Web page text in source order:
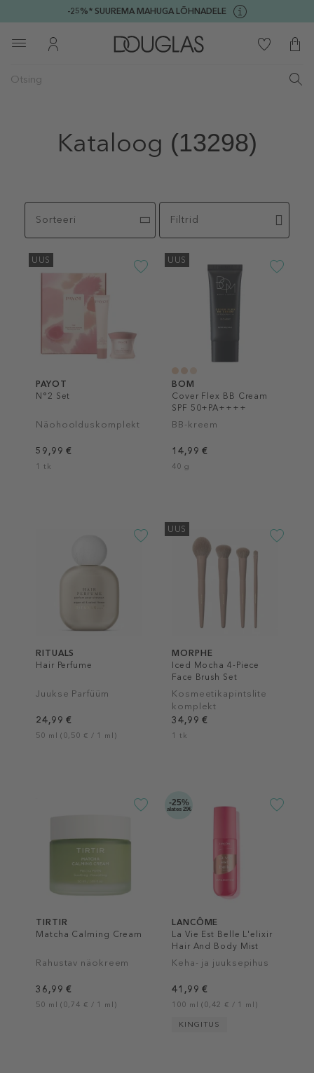
-25%* SUUREMA MAHUGA LÕHNADELE
Kataloog (13298)
Sorteeri Filtrid
UUS
PAYOT
N°2 Set
Näohoolduskomplekt
59,99 €
1 tk
UUS
BOM
Cover Flex BB Cream
SPF 50+PA++++
BB-kreem
14,99 €
40 g
RITUALS
Hair Perfume
Juukse Parfüüm
24,99 €
50 ml (0,50 € / 1 ml)
UUS
MORPHE
Iced Mocha 4-Piece
Face Brush Set
Kosmeetikapintslite
komplekt
34,99 €
1 tk
TIRTIR
Matcha Calming Cream
Rahustav näokreem
36,99 €
50 ml (0,74 € / 1 ml)
-25%
alates 29€
LANCÔME
La Vie Est Belle L'elixir
Hair And Body Mist
Keha- ja juuksepihus
41,99 €
100 ml (0,42 € / 1 ml)
KINGITUS